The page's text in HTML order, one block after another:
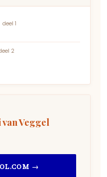
deel 1
2
Veggel
→